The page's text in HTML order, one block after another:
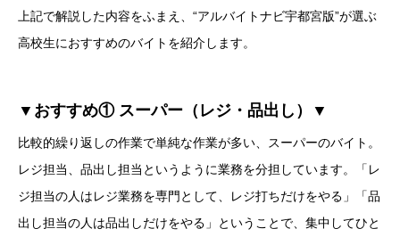
上記で解説した内容をふまえ、“アルバイトナビ宇都宮版”が選ぶ
高校生におすすめのバイトを紹介します。
▼おすすめ① スーパー（レジ・品出し）▼
比較的繰り返しの作業で単純な作業が多い、スーパーのバイト。
レジ担当、品出し担当というように業務を分担しています。「レ
ジ担当の人はレジ業務を専門として、レジ打ちだけをやる」「品
出し担当の人は品出しだけをやる」ということで、集中してひと